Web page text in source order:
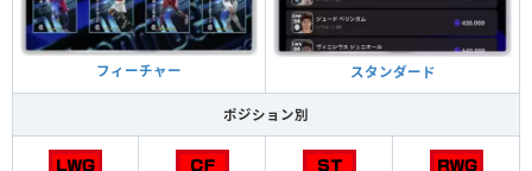
フィーチャー スタンダード
ポジション別